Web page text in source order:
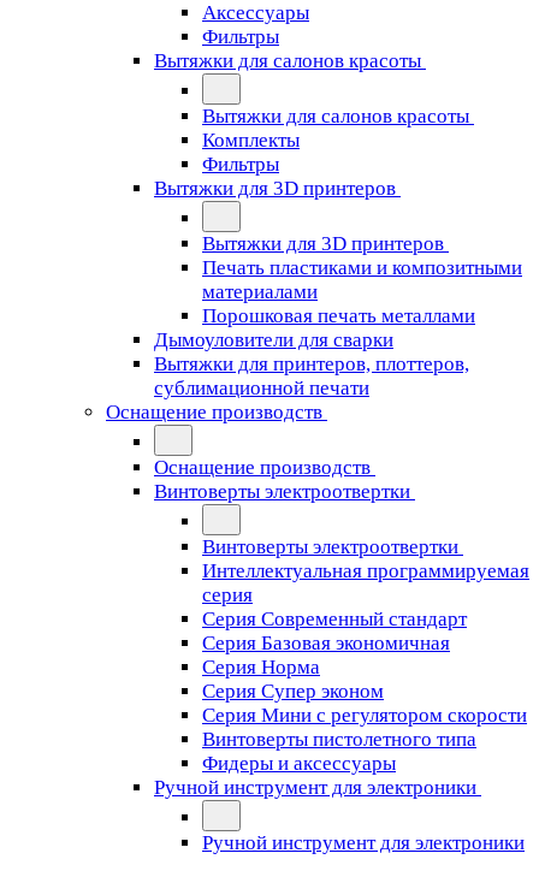
Аксессуары
Фильтры
Вытяжки для салонов красоты
Вытяжки для салонов красоты
Комплекты
Фильтры
Вытяжки для 3D принтеров
Вытяжки для 3D принтеров
Печать пластиками и композитными
материалами
Порошковая печать металлами
Дымоуловители для сварки
Вытяжки для принтеров, плоттеров,
сублимационной печати
Оснащение производств
Оснащение производств
Винтоверты электроотвертки
Винтоверты электроотвертки
Интеллектуальная программируемая
серия
Серия Современный стандарт
Серия Базовая экономичная
Серия Норма
Серия Cупер эконом
Серия Мини с регулятором скорости
Винтоверты пистолетного типа
Фидеры и аксессуары
Ручной инструмент для электроники
Ручной инструмент для электроники